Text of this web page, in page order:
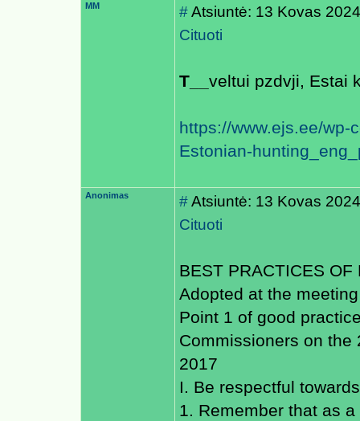
MM #Atsiuntė: 13 Kovas
Cituoti
T__ veltui pzdvji, Estai
https://www.ejs.ee/wp-
Estonian-
Anonimas #Atsiuntė: 13 Kovas
Cituoti
BEST PRACTICES
Adopted at the
Point 1 of good
Commissioners on the
2017
I. Be respectful
1. Remember that as